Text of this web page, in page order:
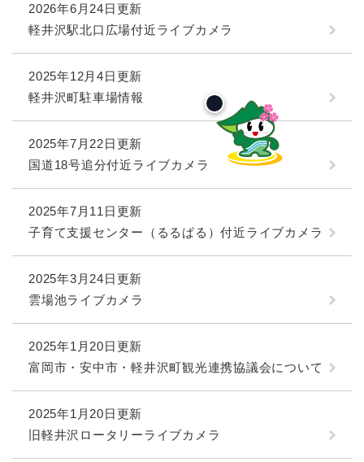
2026年6月24日更新
軽井沢駅北口広場付近ライブカメラ
2025年12月4日更新
軽井沢町駐車場情報
2025年7月22日更新
国道18号追分付近ライブカメラ
2025年7月11日更新
子育て支援センター（るるぱる）付近ライブカメラ
2025年3月24日更新
雲場池ライブカメラ
2025年1月20日更新
富岡市・安中市・軽井沢町観光連携協議会について
2025年1月20日更新
旧軽井沢ロータリーライブカメラ